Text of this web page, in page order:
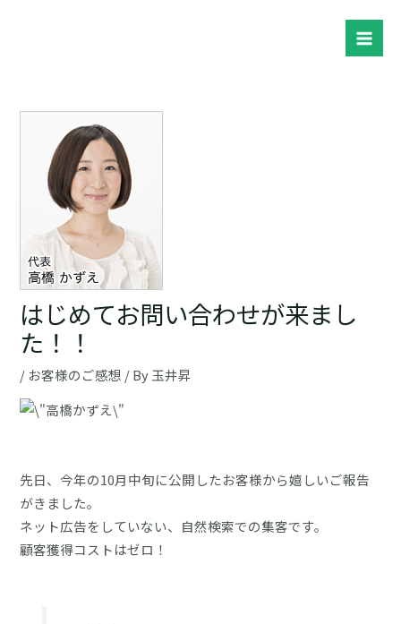
はじめてお問い合わせが来まし
た！！
/ お客様のご感想 / By玉井昇
先日、今年の10月中旬に公開したお客様から嬉しいご報告
がきました。
ネット広告をしていない、自然検索での集客です。
顧客獲得コストはゼロ！